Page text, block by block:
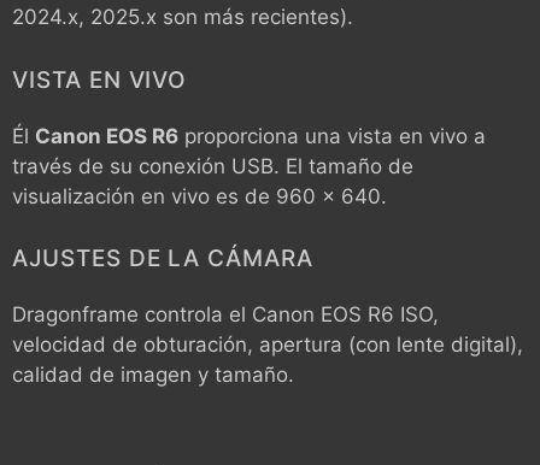
2024.x, 2025.x son más recientes).
VISTA EN VIVO
Él Canon EOS R6 proporciona una vista en vivo a
través de su conexión USB. El tamaño de
visualización en vivo es de 960 x 640.
AJUSTES DE LA CÁMARA
Dragonframe controla el Canon EOS R6 ISO,
velocidad de obturación, apertura (con lente digital),
calidad de imagen y tamaño.